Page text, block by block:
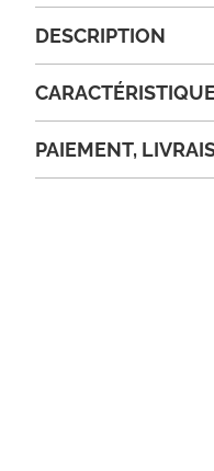
DESCRIPTION
PAIEMENT,